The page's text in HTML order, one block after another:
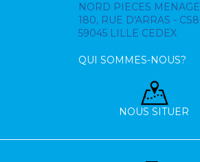
NORD PIECES
180, RUE D'ARRAS -
59045 LILLE CEDEX
QUI SOMMES-NOUS?
NOUS SITUER